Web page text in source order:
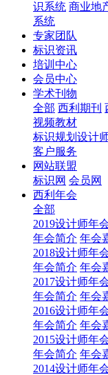
识系统 商业地
系统
专家团队
标识资讯
培训中心
会员中心
学术刊物
全部 西利期刊
视频教材
标识规划设计
客户服务
网站联盟
标识网 会员网
西利年会
全部
2019设计师年
年会简介 年会
2018设计师年
年会简介 年会
2017设计师年
年会简介 年会
2016设计师年
年会简介 年会
2015设计师年
年会简介 年会
2014设计师年